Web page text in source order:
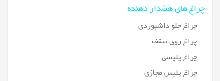
چراغ های هشدار دهنده
چراغ جلو داشبوردی
چراغ روی سقف
چراغ پلیسی
چراغ پلیس مجازی